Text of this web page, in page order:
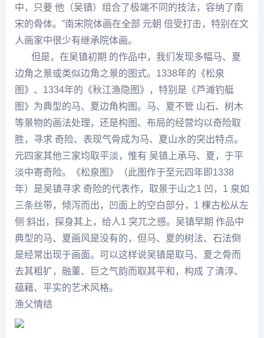
中，只要 他（吴镇）组合了极端不同的技法，容纳了南
宋的骨体。”南宋院体画在全部 元朝 倍受打击，特别在文
人画家中很少有继承院体画。
但是，在吴镇初期 的作品中，我们发现多幅马、夏
边角之景或类似边角之景的图式。1338年的《松泉
图》、1334年的《秋江渔隐图》，特别是《芦滩钓艇
图》为典型的马、夏边角构图。马、夏不管 山石、树木
等景物的画法处理，还是构图、布局的经营均以奇险取
胜，寻求 奇险、表现气骨成为马、夏山水的突出特点。
元四家其他三家均取平淡，惟有 吴镇上承马、夏，于平
淡中寄奇险。《松泉图》（此图作于至元四年即1338
年）是吴镇寻求 奇险的代表作，取景于山之1 凹，1 泉如
三条丝带，倾泻而出，凹面上的空白部分，1 棵古松从左
侧 斜出，探身其上，给人1 突兀之感。吴镇早期 作品中
典型的马、夏画风是没有的，但马、夏的树法、石法倒
是经常出现于画面。可以这样说吴镇是取马、夏之骨而
去其粗犷，融董、巨之气韵而取其平和，构成 了清淳、
蕴藉、平实的艺术风格。
渔父情结